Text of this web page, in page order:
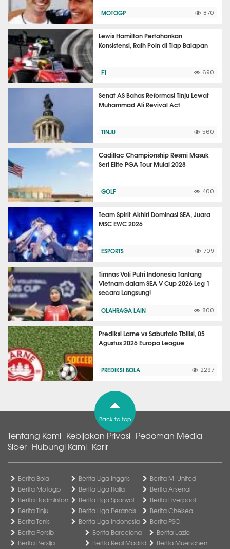
MOTOGP 870
Lewis Hamilton Pertahankan
Konsistensi, Raih Poin di Tiap Balapan
F1 690
Senat AS Bahas Reformasi Tinju Lewat
Muhammad Ali Revival Act
TINJU 560
Cadillac Championship Resmi Masuk
Seri Elite PGA Tour Mulai 2028
GOLF 400
Team Spirit Akhiri Dominasi SEA, Juara
MSC EWC 2026
ESPORTS 709
Timnas Voli Putri Indonesia Tantang
Vietnam dalam SEA V Cup 2026 Leg 1
secara Langsung!
OLAHRAGA LAIN 800
Prediksi Larne vs Saburtalo Tbilisi, 05
Agustus 2026 Europa League
PREDIKSI BOLA 2297
Back to top
Tentang Kami Kebijakan Privasi Pedoman Media
Siber Hubungi Kami Karir
Berita Bola
Berita Motogp
Berita Badminton
Berita Tinju
Berita Tenis
Berita Liga Inggris
Berita Liga Italia
Berita Liga Spanyol
Berita Liga Perancis
Berita Liga Indonesia
Berita M. United
Berita Arsenal
Berita Liverpool
Berita Chelsea
Berita PSG
Berita Persib
Berita Persija
Berita Barcelona
Berita Real Madrid
Berita Lazio
Berita Muenchen